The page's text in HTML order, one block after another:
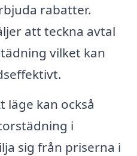
rabatter.
att teckna avtal
vilket kan
läge kan också
i
sig från priserna i